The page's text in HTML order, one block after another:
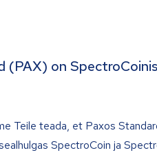
(PAX) on
Teile teada, et Paxos
SpectroCoin ja